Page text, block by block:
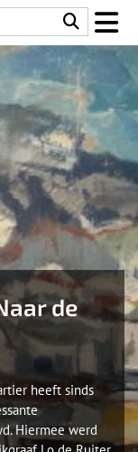
de
heeft sinds
Hiermee werd